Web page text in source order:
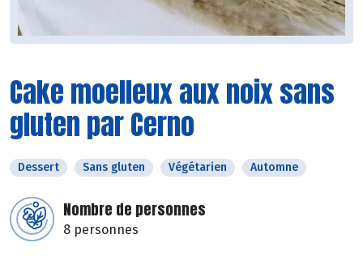
Cake moelleux aux noix sans
gluten par Cerno
Dessert Sans gluten Végétarien Automne
Nombre de personnes
8 personnes